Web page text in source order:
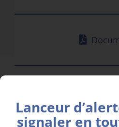
Lanceur
signaler en